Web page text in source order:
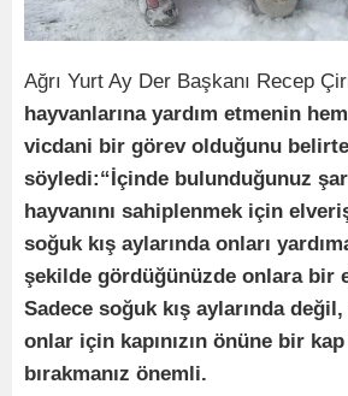
Ağrı Yurt Ay Der Başkanı Recep
hayvanlarına yardım etmenin
vicdani bir görev olduğunu
söyledi:“İçinde bulunduğunuz
hayvanını sahiplenmek için
soğuk kış aylarında onları
şekilde gördüğünüzde onlara bir
Sadece soğuk kış aylarında
onlar için kapınızın önüne bir
bırakmanız önemli.